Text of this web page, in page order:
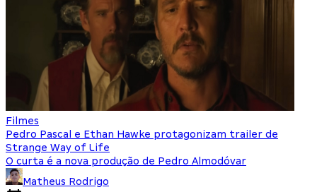
Filmes
Pedro Pascal e Ethan Hawke protagonizam trailer de
Strange Way of Life
O curta é a nova produção de Pedro Almodóvar
Matheus Rodrigo